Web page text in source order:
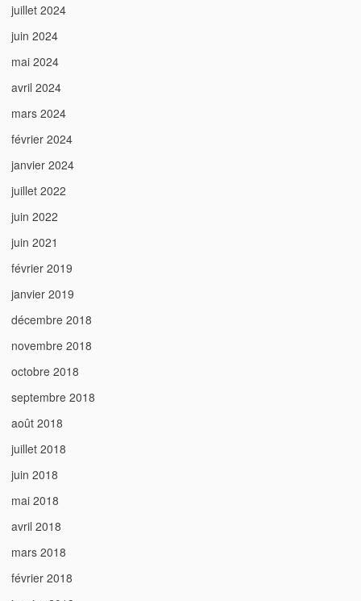
juillet 2024
juin 2024
mai 2024
avril 2024
mars 2024
février 2024
janvier 2024
juillet 2022
juin 2022
juin 2021
février 2019
janvier 2019
décembre 2018
novembre 2018
octobre 2018
septembre 2018
août 2018
juillet 2018
juin 2018
mai 2018
avril 2018
mars 2018
février 2018